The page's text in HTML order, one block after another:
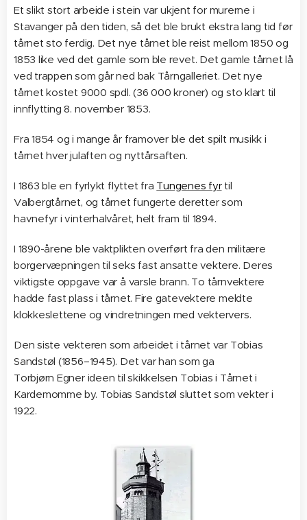
Et slikt stort arbeide i stein var ukjent for murerne i
Stavanger på den tiden, så det ble brukt ekstra lang tid før
tårnet sto ferdig. Det nye tårnet ble reist mellom 1850 og
1853 like ved det gamle som ble revet. Det gamle tårnet lå
ved trappen som går ned bak Tårngalleriet. Det nye
tårnet kostet 9000 spdl. (36 000 kroner) og sto klart til
innflytting 8. november 1853.
Fra 1854 og i mange år framover ble det spilt musikk i
tårnet hver julaften og nyttårsaften.
I 1863 ble en fyrlykt flyttet fra Tungenes fyrtil
Valbergtårnet, og tårnet fungerte deretter som
havnefyr i vinterhalvåret, helt fram til 1894.
I 1890-årene ble vaktplikten overført fra den militære
borgervæpningen til seks fast ansatte vektere. Deres
viktigste oppgave var å varsle brann. To tårnvektere
hadde fast plass i tårnet. Fire gatevektere meldte
klokkeslettene og vindretningen med vektervers.
Den siste vekteren som arbeidet i tårnet var Tobias
Sandstøl (1856–1945). Det var han som ga
Torbjørn Egner ideen til skikkelsen Tobias i Tårnet i
Kardemomme by. Tobias Sandstøl sluttet som vekter i
1922.